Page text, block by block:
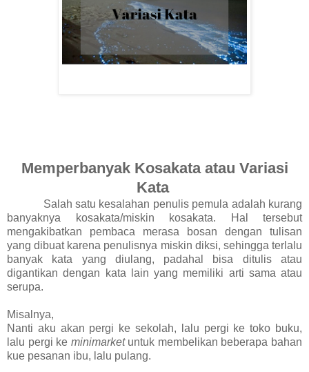
Memperbanyak Kosakata atau Variasi
Kata
Salah satu kesalahan penulis pemula adalah kurang
banyaknya kosakata/miskin kosakata. Hal tersebut
mengakibatkan pembaca merasa bosan dengan tulisan
yang dibuat karena penulisnya miskin diksi, sehingga terlalu
banyak kata yang diulang, padahal bisa ditulis atau
digantikan dengan kata lain yang memiliki arti sama atau
serupa.
Misalnya,
Nanti aku akan pergi ke sekolah, lalu pergi ke toko buku,
lalu pergi ke minimarket untuk membelikan beberapa bahan
kue pesanan ibu, lalu pulang.